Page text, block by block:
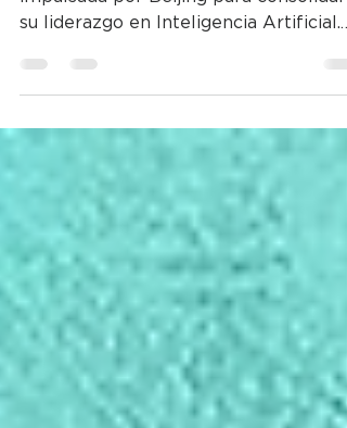
de la IA
El Proyecto 101 es la reforma
Con 77 universidades de élite, más de
millones de estudiantes y la
incorporación de contenidos de IA
desde la infancia, China apuesta a
formar el capital humano que
su ambición tecnológica hacia 2030.
competencia global por la IA también
se juega en las aulas.